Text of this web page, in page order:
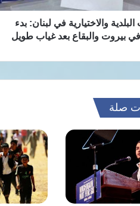
البلدية والاختيارية في لبنان: بدء
بيروت والبقاع بعد غياب طويل
صلة